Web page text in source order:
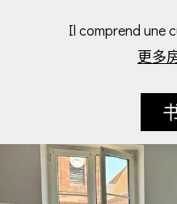
Il comprend une
更多